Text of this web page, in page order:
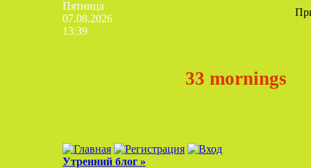
Пятница
07.08.2026
13:39
33 mornings
Утренний блог »